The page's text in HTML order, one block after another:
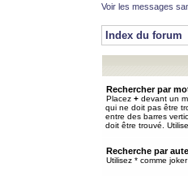
Voir les messages
Index du forum
Rechercher par
Placez + devant un
qui ne doit pas être
entre des barres
doit être trouvé.
Recherche par
Utilisez * comme